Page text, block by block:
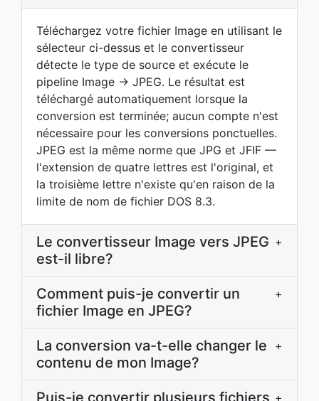
Téléchargez votre fichier Image en utilisant le
sélecteur ci-dessus et le convertisseur
détecte le type de source et exécute le
pipeline Image → JPEG. Le résultat est
téléchargé automatiquement lorsque la
conversion est terminée; aucun compte n'est
nécessaire pour les conversions ponctuelles.
JPEG est la même norme que JPG et JFIF —
l'extension de quatre lettres est l'original, et
la troisième lettre n'existe qu'en raison de la
limite de nom de fichier DOS 8.3.
Le convertisseur Image vers JPEG
est-il libre?
+
Comment puis-je convertir un
fichier Image en JPEG?
+
La conversion va-t-elle changer le
contenu de mon Image?
+
Puis-je convertir plusieurs fichiers +